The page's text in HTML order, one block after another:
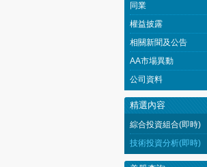
同業
權益披露
相關新聞及公告
AA市場異動
公司資料
精選內容
綜合投資組合(即時)
技術投資分析(即時)